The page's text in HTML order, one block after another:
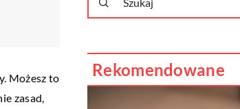
Możesz to
zasad,
Rekomendowane
17 lutego 2021